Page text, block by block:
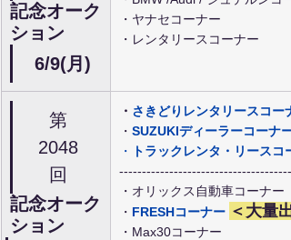
記念オーク
ション
6/9(月)
・ヤナセコーナー
・レンタリースコーナー
第
2048
回
記念オーク
ション
・ さきどりレンタリースコー
・ SUZUKIディーラーコーナー
・
トラックレンタ・リースコ
・オリックス自動車コーナー
・ FRESHコーナー ＜大量
・Max30コーナー